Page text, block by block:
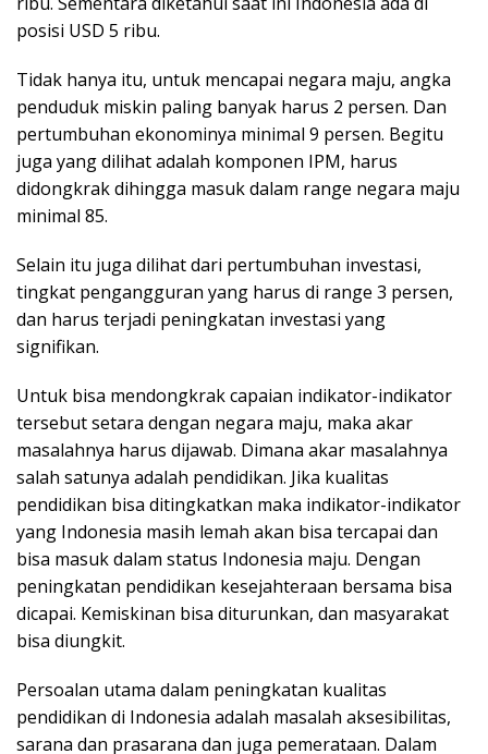
posisi USD 5 ribu.
Tidak hanya itu, untuk mencapai negara maju, angka
penduduk miskin paling banyak harus 2 persen. Dan
pertumbuhan ekonominya minimal 9 persen. Begitu
juga yang dilihat adalah komponen IPM, harus
didongkrak dihingga masuk dalam range negara maju
minimal 85.
Selain itu juga dilihat dari pertumbuhan investasi,
tingkat pengangguran yang harus di range 3 persen,
dan harus terjadi peningkatan investasi yang
signifikan.
Untuk bisa mendongkrak capaian indikator-indikator
tersebut setara dengan negara maju, maka akar
masalahnya harus dijawab. Dimana akar masalahnya
salah satunya adalah pendidikan. Jika kualitas
pendidikan bisa ditingkatkan maka indikator-indikator
yang Indonesia masih lemah akan bisa tercapai dan
bisa masuk dalam status Indonesia maju. Dengan
peningkatan pendidikan kesejahteraan bersama bisa
dicapai. Kemiskinan bisa diturunkan, dan masyarakat
bisa diungkit.
Persoalan utama dalam peningkatan kualitas
pendidikan di Indonesia adalah masalah aksesibilitas,
sarana dan prasarana dan juga pemerataan. Dalam